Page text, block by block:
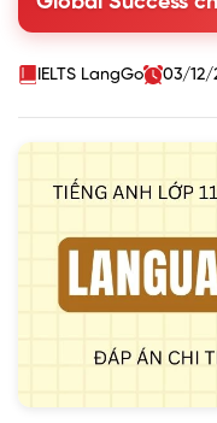
intonation and
sentences
1.2. Listen and
using ↘ (falling
3. Grammar - To-
IELTS LangGo 03/12/